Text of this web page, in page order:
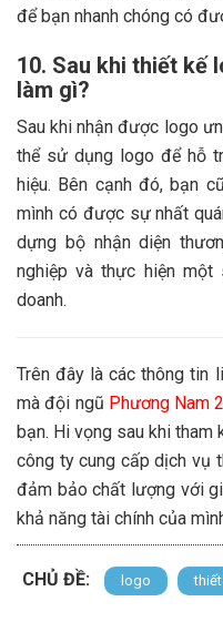
để bạn nhanh chóng có
10. Sau khi thiết kế
làm gì?
Sau khi nhận được logo
thể sử dụng logo để hỗ
hiệu. Bên cạnh đó, bạn
mình có được sự nhất
dựng bộ nhận diện
nghiệp và thực hiện
doanh.
Trên đây là các thông tin
mà đội ngũ Phương Nam
bạn. Hi vọng sau khi
công ty cung cấp dịch vụ
đảm bảo chất lượng với
khả năng tài chính của
CHỦ ĐỀ: logo